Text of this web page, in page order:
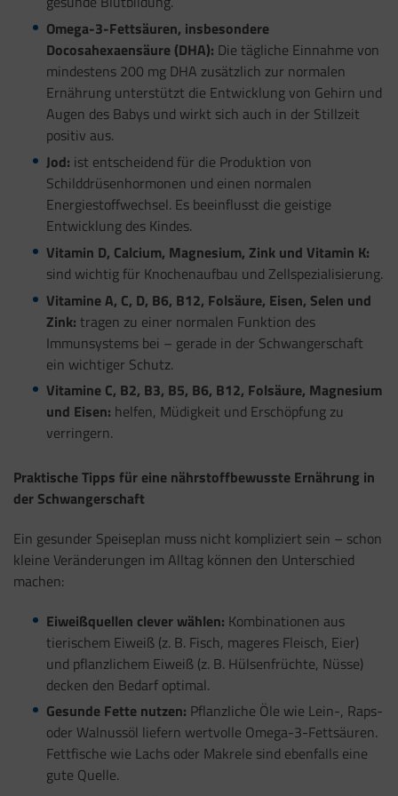
Omega-3-Fettsäuren, insbesondere
Docosahexaensäure (DHA): Die tägliche Einnahme von
mindestens 200 mg DHA zusätzlich zur normalen
Ernährung unterstützt die Entwicklung von Gehirn und
Augen des Babys und wirkt sich auch in der Stillzeit
positiv aus.
Jod: ist entscheidend für die Produktion von
Schilddrüsenhormonen und einen normalen
Energiestoffwechsel. Es beeinflusst die geistige
Entwicklung des Kindes.
Vitamin D, Calcium, Magnesium, Zink und Vitamin K:
sind wichtig für Knochenaufbau und Zellspezialisierung.
Vitamine A, C, D, B6, B12, Folsäure, Eisen, Selen und
Zink: tragen zu einer normalen Funktion des
Immunsystems bei – gerade in der Schwangerschaft
ein wichtiger Schutz.
Vitamine C, B2, B3, B5, B6, B12, Folsäure, Magnesium
und Eisen: helfen, Müdigkeit und Erschöpfung zu
verringern.
Praktische Tipps für eine nährstoffbewusste Ernährung in
der Schwangerschaft
Ein gesunder Speiseplan muss nicht kompliziert sein – schon
kleine Veränderungen im Alltag können den Unterschied
machen:
Eiweißquellen clever wählen: Kombinationen aus
tierischem Eiweiß (z. B. Fisch, mageres Fleisch, Eier)
und pflanzlichem Eiweiß (z. B. Hülsenfrüchte, Nüsse)
decken den Bedarf optimal.
Gesunde Fette nutzen: Pflanzliche Öle wie Lein-, Raps-
oder Walnussöl liefern wertvolle Omega-3-Fettsäuren.
Fettfische wie Lachs oder Makrele sind ebenfalls eine
gute Quelle.